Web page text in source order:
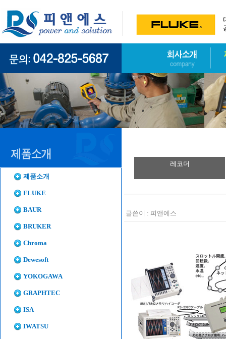
제품소개
FLUKE
BAUR
BRUKER
Chroma
Dewesoft
YOKOGAWA
GRAPHTEC
ISA
IWATSU
레코더
글쓴이 : 피앤에스